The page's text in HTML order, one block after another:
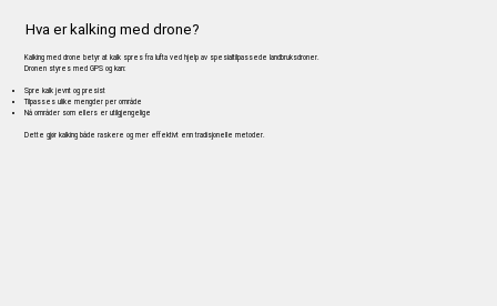
Hva er kalking med drone?
Kalking med drone betyr at kalk spres fra lufta ved hjelp av spesialtilpassede landbruksdroner.
Dronen styres med GPS og kan:
Spre kalk jevnt og presist
Tilpasses ulike mengder per område
Nå områder som ellers er utilgjengelige
Dette gjør kalking både raskere og mer effektivt enn tradisjonelle metoder.